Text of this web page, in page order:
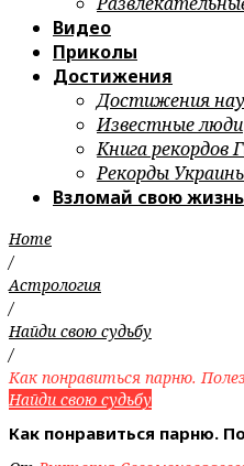
Видео
Приколы
Достижения
Достижения
Известные люди
Книга рекордов
Рекорды
Взломай свою жизнь
Home
/
Астрология
/
Найди свою судьбу
/
Как понравиться парню.
Найди свою судьбу
Как понравиться парню.